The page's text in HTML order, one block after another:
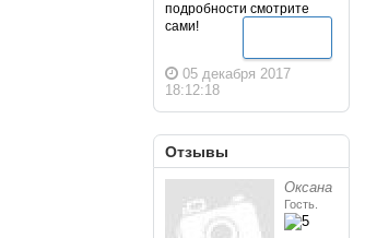
подробности смотрите
сами!
05 декабря 2017
18:12:18
Отзывы
Оксана
Гость.